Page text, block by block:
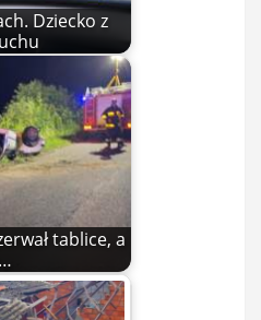
Dziecko z
tablice, a